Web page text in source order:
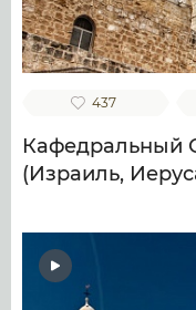
437
Кафедральный
(Израиль,